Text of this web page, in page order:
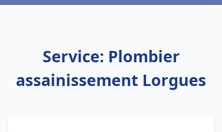
Service: Plombier
assainissement Lorgues